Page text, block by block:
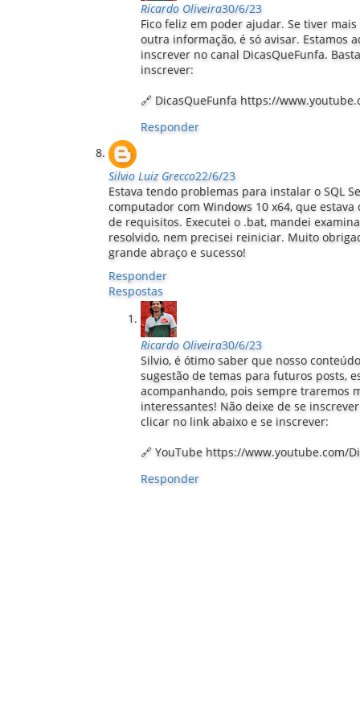
Ricardo Oliveira30/6/23
Fico feliz em poder ajudar. Se tiver
outra informação, é só avisar. Estamos
inscrever no canal DicasQueFunfa.
inscrever:
🔗 DicasQueFunfa https://
Responder
Silvio Luiz Grecco22/6/23
Estava tendo problemas para instalar o SQL
computador com Windows 10 x64, que
de requisitos. Executei o .bat, mandei
resolvido, nem precisei reiniciar. Muito
grande abraço e sucesso!
Responder
Respostas
Ricardo Oliveira30/6/23
Silvio, é ótimo saber que nosso
sugestão de temas para futuros posts,
acompanhando, pois sempre traremos
interessantes! Não deixe de se
clicar no link abaixo e se inscrever:
🔗 YouTube https://www.youtube.com/
Responder